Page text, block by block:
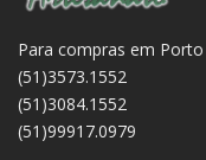
Para compras em
(51)3573.1552
(51)3084.1552
(51)99917.0979